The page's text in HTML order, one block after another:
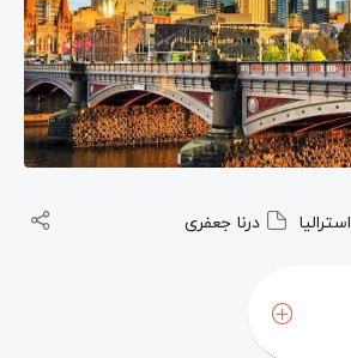
استرالیا درنا جعفری